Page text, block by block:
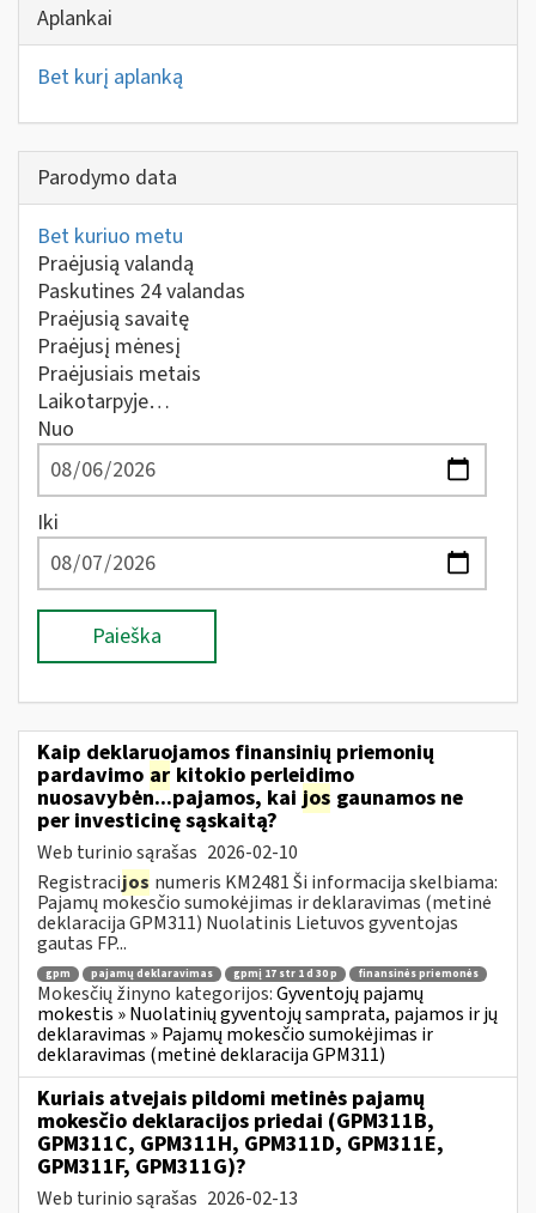
Aplankai
Bet kurį aplanką
Parodymo data
Bet kuriuo metu
Praėjusią valandą
Paskutines 24 valandas
Praėjusią savaitę
Praėjusį mėnesį
Praėjusiais metais
Laikotarpyje…
Nuo
Iki
Paieška
Kaip deklaruojamos finansinių priemonių
pardavimo ar kitokio perleidimo
nuosavybėn...pajamos, kai jos gaunamos ne
per investicinę sąskaitą?
Web turinio sąrašas 2026-02-10
Registracijos numeris KM2481 Ši informacija skelbiama:
Pajamų mokesčio sumokėjimas ir deklaravimas (metinė
deklaracija GPM311) Nuolatinis Lietuvos gyventojas
gautas FP...
gpm pajamų deklaravimas gpmį 17 str 1 d 30 p finansinės priemonės
Mokesčių žinyno kategorijos:Gyventojų pajamų
mokestis » Nuolatinių gyventojų samprata, pajamos ir jų
deklaravimas » Pajamų mokesčio sumokėjimas ir
deklaravimas (metinė deklaracija GPM311)
Kuriais atvejais pildomi metinės pajamų
mokesčio deklaracijos priedai (GPM311B,
GPM311C, GPM311H, GPM311D, GPM311E,
GPM311F, GPM311G)?
Web turinio sąrašas 2026-02-13